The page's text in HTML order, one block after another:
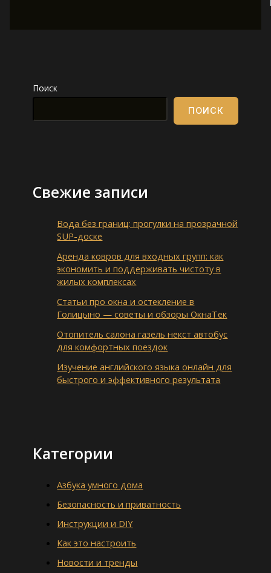
Поиск
ПОИСК
Свежие записи
Вода без границ: прогулки на прозрачной
SUP-доске
Аренда ковров для входных групп: как
экономить и поддерживать чистоту в
жилых комплексах
Статьи про окна и остекление в
Голицыно — советы и обзоры ОкнаТек
Отопитель салона газель некст автобус
для комфортных поездок
Изучение английского языка онлайн для
быстрого и эффективного результата
Категории
Азбука умного дома
Безопасность и приватность
Инструкции и DIY
Как это настроить
Новости и тренды